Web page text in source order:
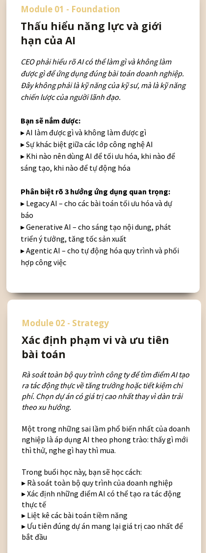
Thấu hiểu năng lực và giới
hạn của AI
CEO phải hiểu rõ AI có thể làm gì và không làm
được gì để ứng dụng đúng bài toán doanh nghiệp.
Đây không phải là kỹ năng của kỹ sư, mà là kỹ năng
chiến lược của người lãnh đạo.
Bạn sẽ nắm được:
▸ AI làm được gì và không làm được gì
▸ Sự khác biệt giữa các lớp công nghệ AI
▸ Khi nào nên dùng AI để tối ưu hóa, khi nào để
sáng tạo, khi nào để tự động hóa
Phân biệt rõ 3 hướng ứng dụng quan trọng:
▸ Legacy AI – cho các bài toán tối ưu hóa và dự
báo
▸ Generative AI – cho sáng tạo nội dung, phát
triển ý tưởng, tăng tốc sản xuất
▸ Agentic AI – cho tự động hóa quy trình và phối
hợp công việc
Module 01 - Foundation
Xác định phạm vi và ưu tiên
bài toán
Rà soát toàn bộ quy trình công ty để tìm điểm AI tạo
ra tác động thực về tăng trưởng hoặc tiết kiệm chi
phí. Chọn dự án có giá trị cao nhất thay vì dàn trải
theo xu hướng.
Một trong những sai lầm phổ biến nhất của doanh
nghiệp là áp dụng AI theo phong trào: thấy gì mới
thì thử, nghe gì hay thì mua.
Trong buổi học này, bạn sẽ học cách:
▸ Rà soát toàn bộ quy trình của doanh nghiệp
▸ Xác định những điểm AI có thể tạo ra tác động
thực tế
▸ Liệt kê các bài toán tiềm năng
▸ Ưu tiên đúng dự án mang lại giá trị cao nhất để
bắt đầu
Module 02 - Strategy